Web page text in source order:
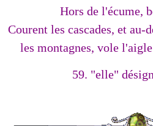
Hors de l'écume,
Courent les cascades, et au-
les montagnes, vole
59. "elle"